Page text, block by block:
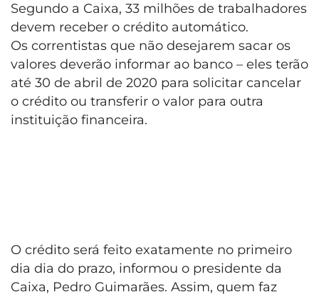
Segundo a Caixa, 33 milhões de trabalhadores
devem receber o crédito automático.
Os correntistas que não desejarem sacar os
valores deverão informar ao banco – eles terão
até 30 de abril de 2020 para solicitar cancelar
o crédito ou transferir o valor para outra
instituição financeira.
O crédito será feito exatamente no primeiro
dia dia do prazo, informou o presidente da
Caixa, Pedro Guimarães. Assim, quem faz